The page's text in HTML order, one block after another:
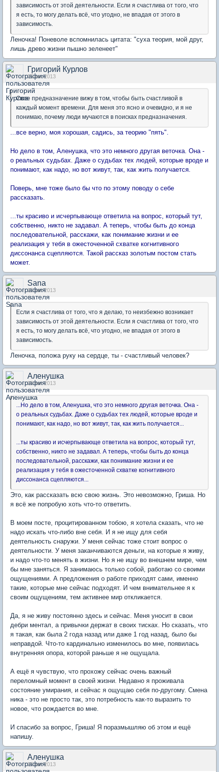
зависимость от этой деятельности. Если я счастлива от того, что
я есть, то могу делать всё, что угодно, не впадая от этого в
зависимость.
Леночка! Поневоле вспомнилась цитата: "суха теория, мой друг,
лишь древо жизни пышно зеленеет"
Григорий Курлов
15 авг 2013
Свое предназначение вижу в том, чтобы быть счастливой в
каждый момент времени. Для меня это ясно и очевидно, и я не
понимаю, почему люди мучаются в поисках предназначения.
...все верно, моя хорошая, садись, за теорию "пять".
Но дело в том, Аленушка, что это немного другая веточка. Она -
о реальных судьбах. Даже о судьбах тех людей, которые вроде и
понимают, как надо, но вот живут, так, как жить получается.
Поверь, мне тоже было бы что по этому поводу о себе
рассказать.
...ты красиво и исчерпывающе ответила на вопрос, который тут,
собственно, никто не задавал. А теперь, чтобы быть до конца
последовательной, расскажи, как понимание жизни и ее
реализация у тебя в ожесточенной схватке когнитивного
диссонанса сцепляются. Такой рассказ золотым постом стать
может.
Sana
15 авг 2013
Если я счастлива от того, что я делаю, то неизбежно возникает
зависимость от этой деятельности. Если я счастлива от того, что
я есть, то могу делать всё, что угодно, не впадая от этого в
зависимость.
Леночка, положа руку на сердце, ты - счастливый человек?
Аленушка
15 авг 2013
Но дело в том, Аленушка, что это немного другая веточка. Она -
о реальных судьбах. Даже о судьбах тех людей, которые вроде и
понимают, как надо, но вот живут, так, как жить получается.
...ты красиво и исчерпывающе ответила на вопрос, который тут,
собственно, никто не задавал. А теперь, чтобы быть до конца
последовательной, расскажи, как понимание жизни и ее
реализация у тебя в ожесточенной схватке когнитивного
диссонанса сцепляются...
Это, как рассказать всю свою жизнь. Это невозможно, Гриша. Но
я всё же попробую хоть что-то ответить.
В моем посте, процитированном тобою, я хотела сказать, что не
надо искать что-либо вне себя. И я не ищу для себя
деятельность снаружи. У меня сейчас тоже стоит вопрос о
деятельности. У меня заканчиваются деньги, на которые я живу,
и надо что-то менять в жизни. Но я не ищу во внешнем мире, чем
бы мне заняться. Я занимаюсь только собой, работаю со своими
ощущениями. А предложения о работе приходят сами, именно
такие, которые мне сейчас подходят. И чем внимательнее я к
своим ощущениям, тем активнее мир откликается.
Да, я не живу постоянно здесь и сейчас. Меня уносит в свои
дебри ментал, а привычки держат в своих тисках. Но сказать, что
я такая, как была 2 года назад или даже 1 год назад, было бы
неправдой. Что-то кардинально изменилось во мне, появилась
внутренняя опора, которой раньше я не ощущала.
А ещё я чувствую, что прохожу сейчас очень важный
переломный момент в своей жизни. Недавно я проживала
состояние умирания, и сейчас я ощущаю себя по-другому. Смена
ника - это не просто так, это потребность как-то выразить то
новое, что рождается во мне.
И спасибо за вопрос, Гриша! Я поразмышляю об этом и ещё
напишу.
Аленушка
15 авг 2013